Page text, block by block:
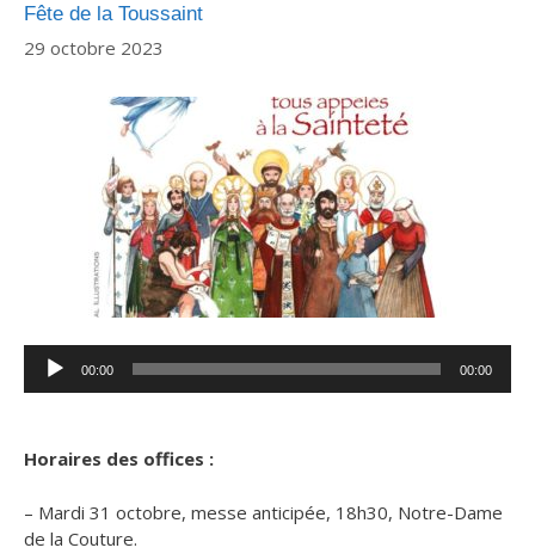
Fête de la Toussaint
29 octobre 2023
Lecteur
audio
00:00 00:00
Horaires des offices :
– Mardi 31 octobre, messe anticipée, 18h30, Notre-Dame
de la Couture.